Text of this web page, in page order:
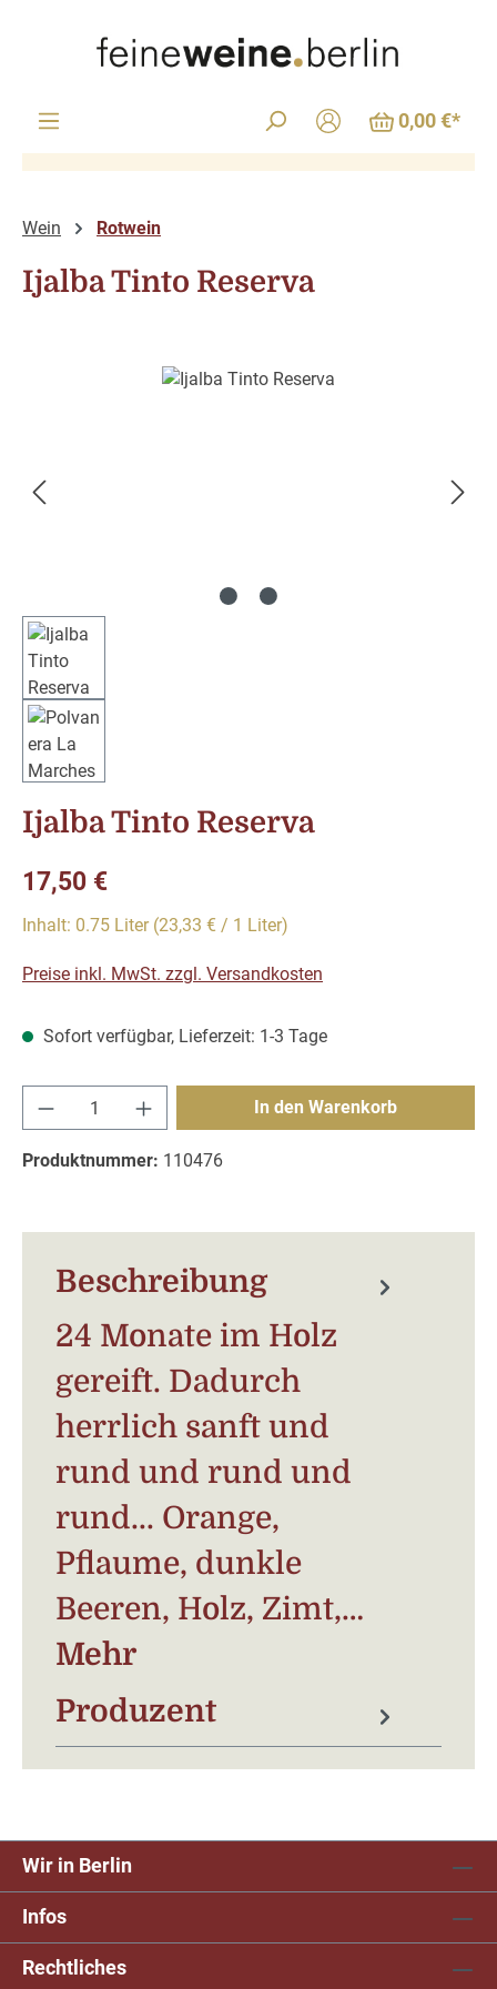
0,00 €*
Wein Rotwein
Ijalba Tinto Reserva
Bildergalerie überspringen
Ijalba Tinto Reserva
Regulärer Preis:
17,50 €
Inhalt: 0.75 Liter (23,33 € / 1 Liter)
Preise inkl. MwSt. zzgl. Versandkosten
Sofort verfügbar, Lieferzeit: 1-3 Tage
Produkt Anzahl: Gib den gewünschten
In den Warenkorb
Produktnummer: 110476
Beschreibung
24 Monate im Holz
gereift. Dadurch
herrlich sanft und
rund und rund und
rund... Orange,
Pflaume, dunkle
Beeren, Holz, Zimt,…
Mehr
Produzent
Wir in Berlin
Infos
Rechtliches